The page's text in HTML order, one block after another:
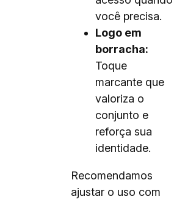
você precisa.
Logo em
borracha:
Toque
marcante que
valoriza o
conjunto e
reforça sua
identidade.
Recomendamos
ajustar o uso com